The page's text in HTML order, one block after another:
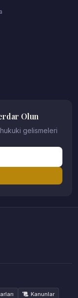
Olun
gelismeleri
Kanunlar